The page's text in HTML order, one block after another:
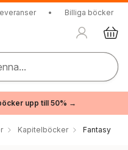
• Billiga böcker
upp till 50% →
Kapitelböcker Fantasy